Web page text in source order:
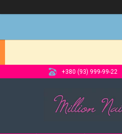
+380 (93) 999-99-22